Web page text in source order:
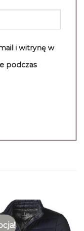
i witrynę w
podczas